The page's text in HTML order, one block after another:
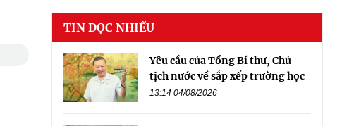
TIN ĐỌC NHIỀU
Yêu cầu của Tổng Bí thư, Chủ
tịch nước về sắp xếp trường học
13:14 04/08/2026